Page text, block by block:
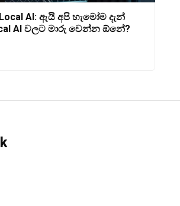
Local AI: ඇයි අපි හැමෝම දැන්
AI වලට මාරු වෙන්න ඕනේ?